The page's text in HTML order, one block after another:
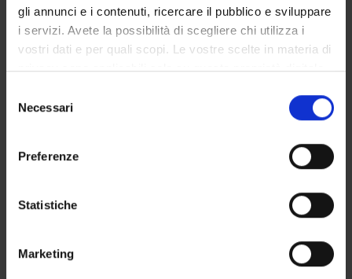
gli annunci e i contenuti, ricercare il pubblico e sviluppare
i servizi. Avete la possibilità di scegliere chi utilizza i
vostri dati e per quali scopi. Le vostre scelte in materia di
privacy sono applicabili solo su questa proprietà digitale
modificare o revocare il proprio consenso in qualsiasi
momento dalla Dichiarazione sui cookie o facendo clic
raccogliere informazioni sulla tua posizione
geografica, con un'approssimazione di qualche
Identificare il tuo dispositivo, scansionandolo
delNecessari
Preferenze
Statistiche
Marketing
LABORATORI DI RICERCA
CENTRI DI RICERCA
Contatti
Luoghi